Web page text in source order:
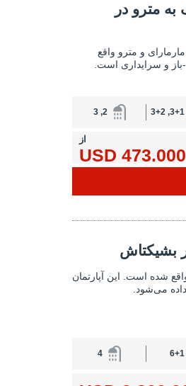
آپارتمان‌های شیک در یک پروژه نزدیک به مترو
مترو در
و مترو واقع
2, 3
از
473.000 USD
بشیکتاش
شده است. این آپارتمان
6+1
4